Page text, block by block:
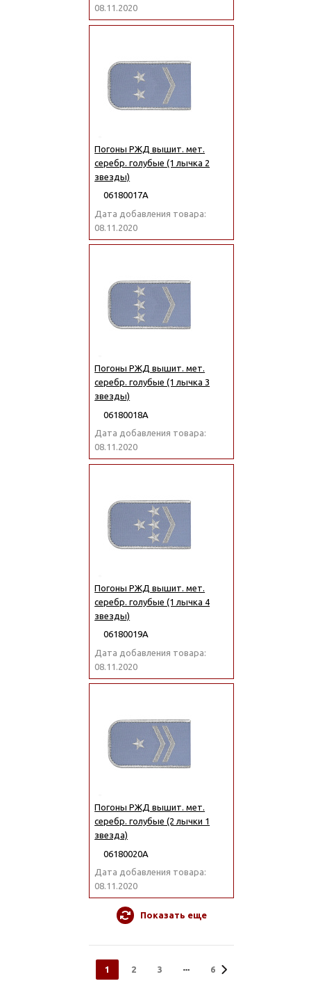
08.11.2020
Погоны РЖД вышит. мет.
серебр. голубые (1 лычка 2
звезды)
06180017А
Дата добавления товара:
08.11.2020
Погоны РЖД вышит. мет.
серебр. голубые (1 лычка 3
звезды)
06180018А
Дата добавления товара:
08.11.2020
Погоны РЖД вышит. мет.
серебр. голубые (1 лычка 4
звезды)
06180019А
Дата добавления товара:
08.11.2020
Погоны РЖД вышит. мет.
серебр. голубые (2 лычки 1
звезда)
06180020А
Дата добавления товара:
08.11.2020
Показать еще
1 2 3 6